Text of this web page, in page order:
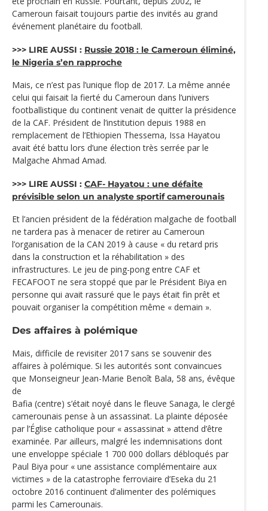
Cameroun faisait toujours partie des invités au grand
événement planétaire du football.
>>> LIRE AUSSI : Russie 2018 : le Cameroun éliminé,
le Nigeria s’en rapproche
Mais, ce n’est pas l’unique flop de 2017. La même année
celui qui faisait la fierté du Cameroun dans l’univers
footballistique du continent venait de quitter la présidence
de la CAF. Président de l’institution depuis 1988 en
remplacement de l’Ethiopien Thessema, Issa Hayatou
avait été battu lors d’une élection très serrée par le
Malgache Ahmad Amad.
>>> LIRE AUSSI : CAF- Hayatou : une défaite
prévisible selon un analyste sportif camerounais
Et l’ancien président de la fédération malgache de football
ne tardera pas à menacer de retirer au Cameroun
l’organisation de la CAN 2019 à cause « du retard pris
dans la construction et la réhabilitation » des
infrastructures. Le jeu de ping-pong entre CAF et
FECAFOOT ne sera stoppé que par le Président Biya en
personne qui avait rassuré que le pays était fin prêt et
pouvait organiser la compétition même « demain ».
Des affaires à polémique
Mais, difficile de revisiter 2017 sans se souvenir des
affaires à polémique. Si les autorités sont convaincues
que Monseigneur Jean-Marie Benoît Bala, 58 ans, évêque
de
Bafia (centre) s’était noyé dans le fleuve Sanaga, le clergé
camerounais pense à un assassinat. La plainte déposée
par l’Église catholique pour « assassinat » attend d’être
examinée. Par ailleurs, malgré les indemnisations dont
une enveloppe spéciale 1 700 000 dollars débloqués par
Paul Biya pour « une assistance complémentaire aux
victimes » de la catastrophe ferroviaire d’Eseka du 21
octobre 2016 continuent d’alimenter des polémiques
parmi les Camerounais.